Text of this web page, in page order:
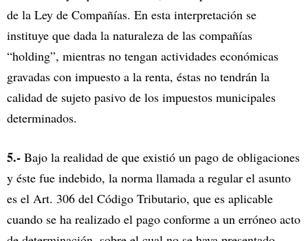
de la Ley de Compañías. En esta interpretación se
instituye que dada la naturaleza de las compañías
“holding”, mientras no tengan actividades económicas
gravadas con impuesto a la renta, éstas no tendrán la
calidad de sujeto pasivo de los impuestos municipales
determinados.
5.- Bajo la realidad de que existió un pago de obligaciones
y éste fue indebido, la norma llamada a regular el asunto
es el Art. 306 del Código Tributario, que es aplicable
cuando se ha realizado el pago conforme a un erróneo acto